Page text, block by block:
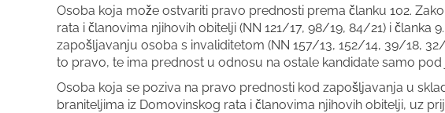
Osoba koja može ostvariti pravo prednosti prema članku 102.
rata i članovima njihovih obitelji (NN 121/17, 98/19, 84/21) i članka
zapošljavanju osoba s invaliditetom (NN 157/13, 152/14, 39/18,
to pravo, te ima prednost u odnosu na ostale kandidate samo pod
Osoba koja se poziva na pravo prednosti kod zapošljavanja u
braniteljima iz Domovinskog rata i članovima njihovih obitelji, uz